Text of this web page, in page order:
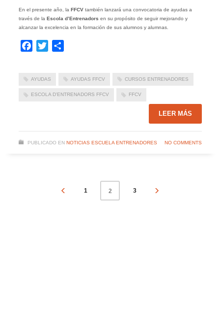
En el presente año, la FFCVtambién lanzará una convocatoria de ayudas a
través de la Escola d’Entrenadors en su propósito de seguir mejorando y
alcanzar la excelencia en la formación de sus alumnos y alumnas.
Facebook
Twitter
AYUDAS AYUDAS FFCV CURSOS ENTRENADORES
ESCOLA D'ENTRENADORS FFCV FFCV
LEER MÁS
PUBLICADO EN NOTICIAS ESCUELA ENTRENADORES NO COMMENTS
1 2 3